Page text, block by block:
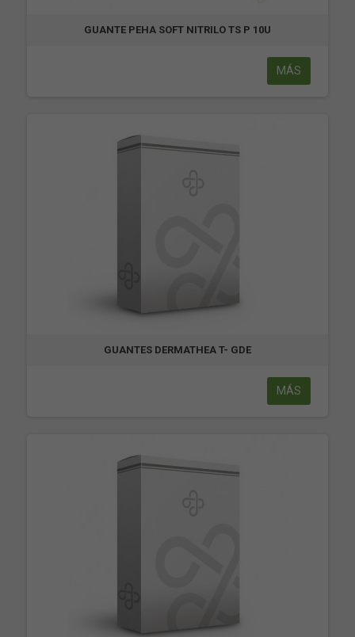
GUANTE PEHA SOFT NITRILO TS P 10U
MÁS
GUANTES DERMATHEA T- GDE
MÁS